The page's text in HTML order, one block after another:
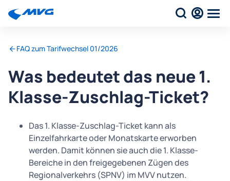
FAQ zum Tarifwechsel 01/2026
Was bedeutet das neue 1.
Klasse-Zuschlag-Ticket?
Das 1. Klasse-Zuschlag-Ticket kann als
Einzelfahrkarte oder Monatskarte erworben
werden. Damit können sie auch die 1. Klasse-
Bereiche in den freigegebenen Zügen des
Regionalverkehrs (SPNV) im MVV nutzen.